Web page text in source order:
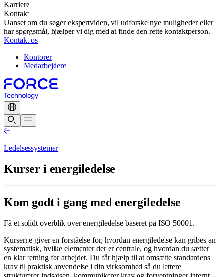
Karriere
Kontakt
Uanset om du søger ekspertviden, vil udforske nye muligheder eller
har spørgsmål, hjælper vi dig med at finde den rette kontaktperson.
Kontakt os
Kontorer
Medarbejdere
Ledelsessystemer
Kurser i energiledelse
Kom godt i gang med energiledelse
Få et solidt overblik over energiledelse baseret på ISO 50001.
Kurserne giver en forståelse for, hvordan energiledelse kan gribes an
systematisk, hvilke elementer der er centrale, og hvordan du sætter
en klar retning for arbejdet. Du får hjælp til at omsætte standardens
krav til praktisk anvendelse i din virksomhed så du lettere